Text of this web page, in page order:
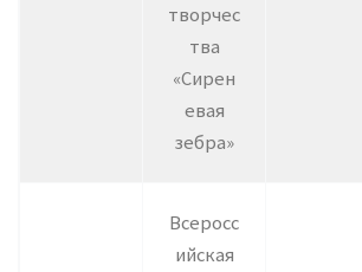
творчес
тва
«Сирен
евая
зебра»
Всеросс
ийская